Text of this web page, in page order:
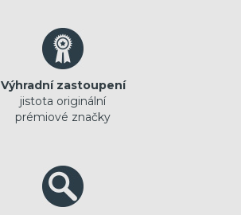
Výhradní zastoupení
jistota originální
prémiové značky